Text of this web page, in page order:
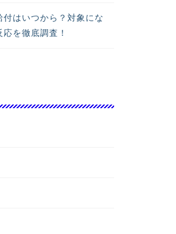
付はいつから？対象にな
を徹底調査！